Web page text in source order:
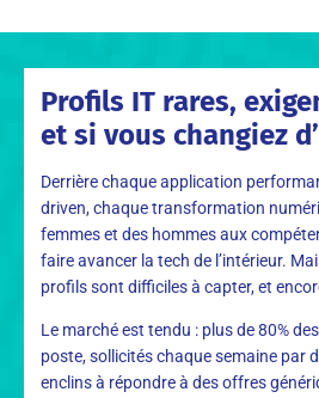
Profils IT rares,
et si vous changiez
Derrière chaque application
driven, chaque transformation
femmes et des hommes aux
faire avancer la tech de l’intérieur.
profils sont difficiles à capter, et
Le marché est tendu : plus de 80%
poste, sollicités chaque semaine par
enclins à répondre à des offres